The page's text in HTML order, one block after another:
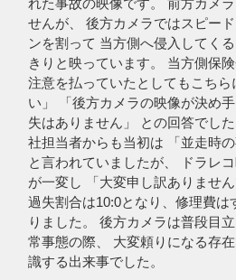
れた事故の映像です。 前方カメ
せんが、 後方カメラではスピー
ンを割って 当方側へ侵入してく
きりと映っています。 当方側保
注意を払っていたとしてもこち
い」 「後方カメラの映像が決め
失はありません」 との回答でし
社担当者からも当初は 「並走時
と言われていましたが、 ドラレ
が一変し 「大変申し訳ありませ
過失割合は10:0となり、修理費は
りました。 後方カメラは普段目
常事態の際、 大変頼りになる存
識する出来事でした。